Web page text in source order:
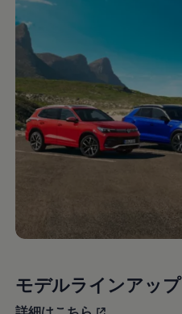
モデルラインアップ